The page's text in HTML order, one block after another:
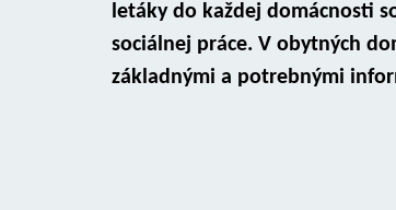
letáky do každej domácnosti
sociálnej práce. V obytných
základnými a potrebnými